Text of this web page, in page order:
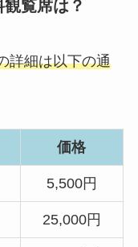
覧席は？
詳細は以下の通
価格
5,500円
25,000円